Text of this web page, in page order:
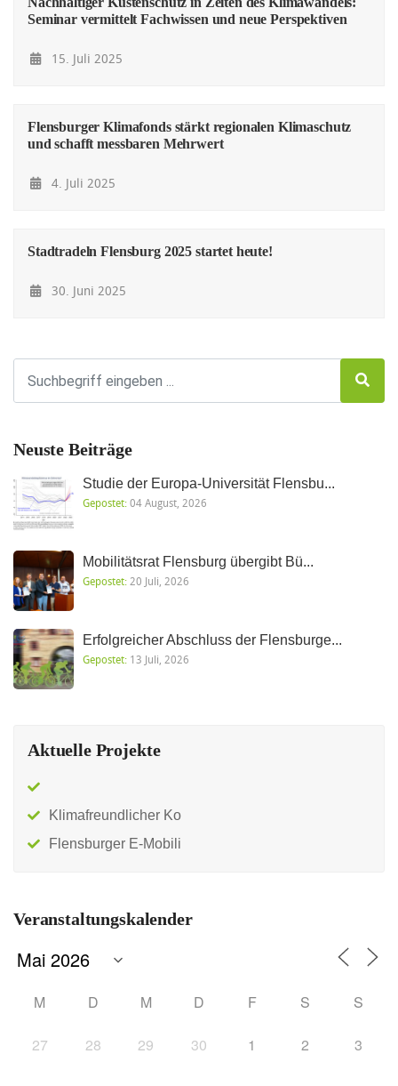
Seminar vermittelt Fachwissen und neue Perspektiven
15. Juli 2025
Flensburger Klimafonds stärkt regionalen Klimaschutz
und schafft messbaren Mehrwert
4. Juli 2025
Stadtradeln Flensburg 2025 startet heute!
30. Juni 2025
Neuste Beiträge
Studie der Europa-Universität Flensbu...
Gepostet:04 August, 2026
Mobilitätsrat Flensburg übergibt Bü...
Gepostet:20 Juli, 2026
Erfolgreicher Abschluss der Flensburge...
Gepostet: 13 Juli, 2026
Aktuelle Projekte
Klimafreundlicher Ko
Flensburger E-Mobili
Veranstaltungskalender
M D M D F S S
27 28 29 30 1 2 3